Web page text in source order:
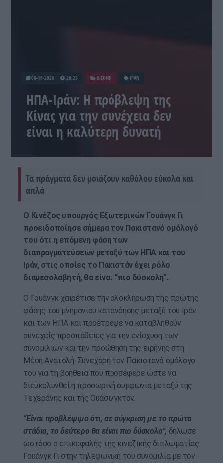
06-16-2026 20:23 ΔΙΕΘΝΗ ΙΡΑΝ
ΗΠΑ-Ιράν: Η πρόβλεψη της
Κίνας για την συνέχεια δεν
είναι η καλύτερη δυνατή
Τα πράγματα δεν μοιάζουν καθόλου εύκολα και
απλά
Ο Κινέζος υπουργός Εξωτερικών Γουάνγκ Γι
προειδοποίησε σήμερα τον Πακιστανό ομόλογό
του ότι η επόμενη φάση των
διαπραγματεύσεων μεταξύ των ΗΠΑ και του
Ιράν, στις οποίες το Πακιστάν έχει ρόλο
διαμεσολαβητή, θα είναι “πιο δύσκολη”.
Ο Γουάνγκ χαιρέτισε την ολοκλήρωση της πρώτης
φάσης του μνημονίου κατανόησης μεταξύ του Ιράν
και των ΗΠΑ και προέτρεψε να καταβληθούν
συνεχείς προσπάθειες για την ενίσχυση των
συνομιλιών και την προώθηση της ειρήνης στη
Μέση Ανατολή. Συνεχάρη τον Πακιστανό ομόλογό
του για τη βοήθεια που προσέφερε ώστε να
διευκολυνθεί η προσωρινή συμφωνία μεταξύ της
Τεχεράνης και της Ουάσινγκτον.
“Είναι προβλέψιμο ότι, σε σύγκριση με το πρώτο
στάδιο, το δεύτερο θα είναι πιο δύσκολο”, δήλωσε
ωστόσο ο επικεφαλής της κινεζικής διπλωματίας
Γουάνγκ Γι στην τηλεφωνική του συνομιλία με τον